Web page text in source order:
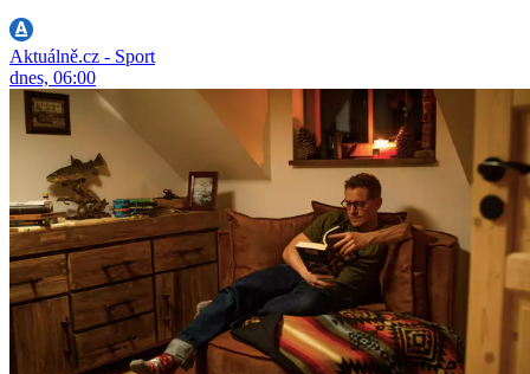
Aktuálně.cz - Sport
dnes, 06:00